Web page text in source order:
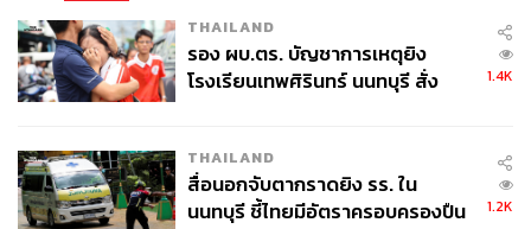
THAILAND
รอง ผบ.ตร. บัญชาการเหตุยิง
โรงเรียนเทพศิรินทร์ นนทบุรี สั่ง
1.4K
THAILAND
สื่อนอกจับตากราดยิง รร. ใน
นนทบุรี ชี้ไทยมีอัตราครอบครองปืน
1.2K